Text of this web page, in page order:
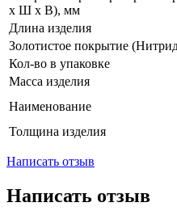
х Ш х В), мм
Длина изделия
Золотистое покрытие
Кол-во в упаковке
Масса изделия
Наименование
Толщина изделия
Написать отзыв
Написать отзыв